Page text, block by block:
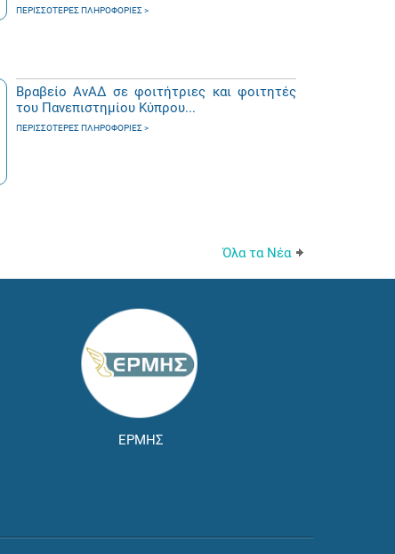
ΠΕΡΙΣΣΌΤΕΡΕΣ ΠΛΗΡΟΦΟΡΊΕΣ
Βραβείο ΑνΑΔ σε φοιτήτριες και φοιτητές
του Πανεπιστημίου Κύπρου...
ΠΕΡΙΣΣΌΤΕΡΕΣ ΠΛΗΡΟΦΟΡΊΕΣ
Όλα τα Νέα
ΕΡΜΗΣ